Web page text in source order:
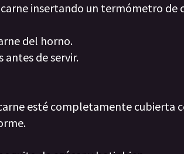
insertando un termómetro de
del horno.
antes de servir.
esté completamente cubierta